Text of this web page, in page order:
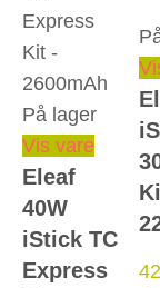
På lager
Vis vare Dette
flere
Eleaf
40W
iStick TC
Express